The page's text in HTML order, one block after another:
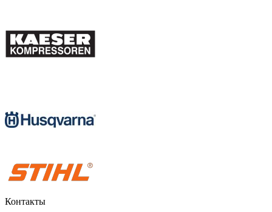
Контакты